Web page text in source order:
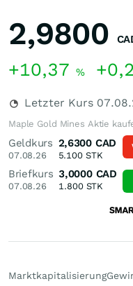
2,9800
+10,37 %
Letzter Kurs
Maple Gold Mines Aktie
Geldkurs
07.08.26
2,6300 CAD
5.100STK
Briefkurs
07.08.26
3,0000 CAD
1.800STK
Marktkapitalisierung